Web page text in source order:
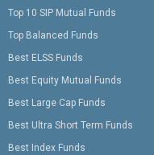
Top 10 SIP Mutual Funds
Top Balanced Funds
Best ELSS Funds
Best Equity Mutual Funds
Best Large Cap Funds
Best Ultra Short Term Funds
Best Index Funds